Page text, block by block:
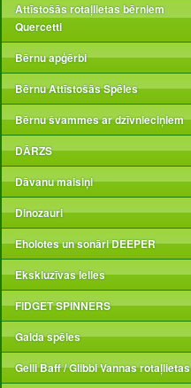
Attīstošās rotaļlietas bērniem
Quercetti
Bērnu apģērbi
Bērnu Attīstošās Spēles
Bērnu švammes ar dzīvnieciņiem
DĀRZS
Dāvanu maisiņi
Dinozauri
Eholotes un sonāri DEEPER
Ekskluzīvas lelles
FIDGET SPINNERS
Galda spēles
Gelli Baff / Glibbi Vannas rotaļlietas